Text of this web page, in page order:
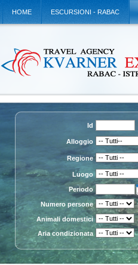
HOME ESCURSIONI - RABAC
Id
Alloggio
Regione
Luogo
Periodo
Numero persone
Animali domestici
Aria condizionata